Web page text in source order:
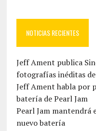
NOTICIAS RECIENTES
Jeff Ament publica
fotografías inéditas
Jeff Ament habla por
batería de Pearl Jam
Pearl Jam mantendrá
nuevo batería